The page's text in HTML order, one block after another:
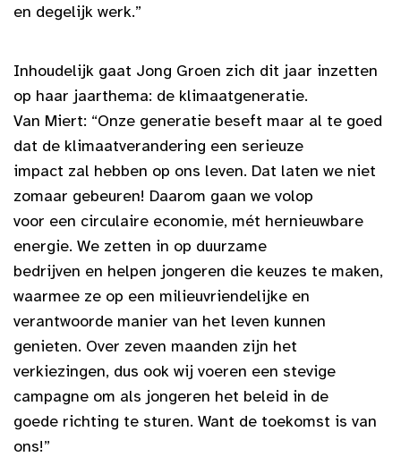
en degelijk werk.”
Inhoudelijk gaat Jong Groen zich dit jaar inzetten
op haar jaarthema: de klimaatgeneratie.
Van Miert: “Onze generatie beseft maar al te goed
dat de klimaatverandering een serieuze
impact zal hebben op ons leven. Dat laten we niet
zomaar gebeuren! Daarom gaan we volop
voor een circulaire economie, mét hernieuwbare
energie. We zetten in op duurzame
bedrijven en helpen jongeren die keuzes te maken,
waarmee ze op een milieuvriendelijke en
verantwoorde manier van het leven kunnen
genieten. Over zeven maanden zijn het
verkiezingen, dus ook wij voeren een stevige
campagne om als jongeren het beleid in de
goede richting te sturen. Want de toekomst is van
ons!”